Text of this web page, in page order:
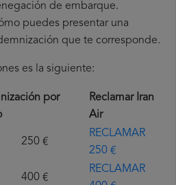
de embarque.
puedes presentar una
que te corresponde.
es la siguiente:
por
Reclamar Iran
Air
€
RECLAMAR
250 €
€
RECLAMAR